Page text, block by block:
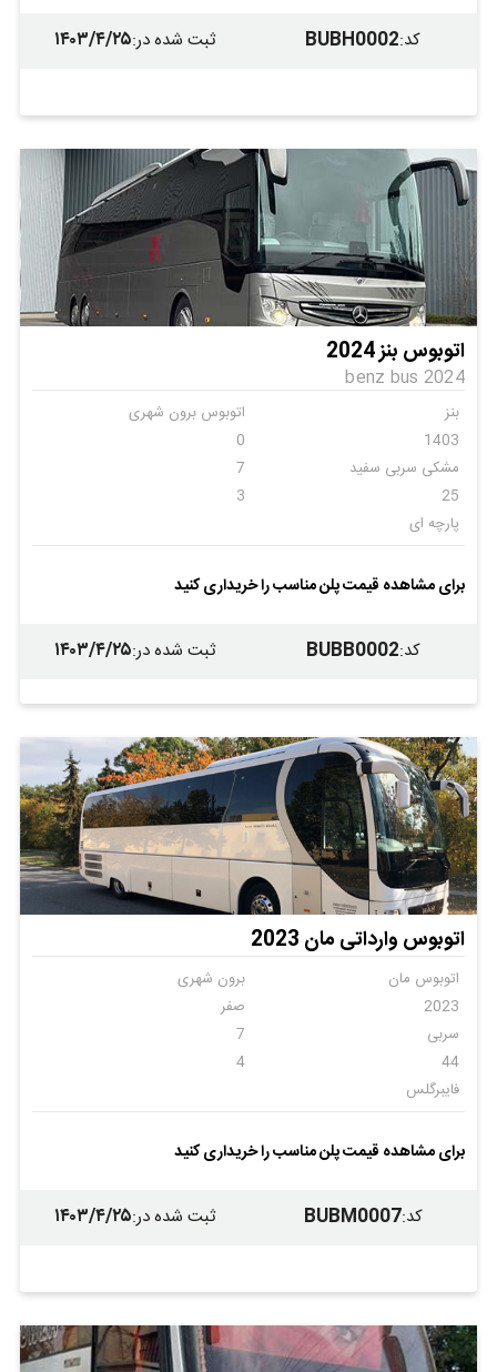
کد:
BUBH0002 ثبت شده در:۱۴۰۳/۴/۲۵
اتوبوس بنز 2024
benz bus 2024
بنز
اتوبوس برون شهری
1403
0
مشکی سربی سفید
7
25
3
پارچه ای
برای مشاهده قیمت پلن مناسب را خریداری کنید
کد:
BUBB0002 ثبت شده در:۱۴۰۳/۴/۲۵
اتوبوس وارداتی مان 2023
اتوبوس مان
برون شهری
2023
صفر
سربی
7
44
4
فایبرگلس
برای مشاهده قیمت پلن مناسب را خریداری کنید
کد:
BUBM0007 ثبت شده در:۱۴۰۳/۴/۲۵